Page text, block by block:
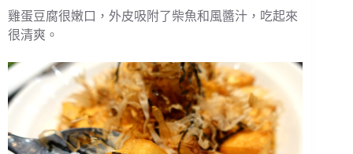
雞蛋豆腐很嫩口，外皮吸附了柴魚和風醬汁，吃起來
很清爽。